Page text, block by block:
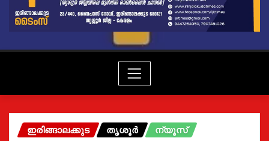
ഇരിങ്ങാലക്കുട തൃശൂർ ന്യൂസ്